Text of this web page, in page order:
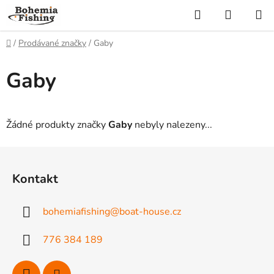
Přejít
na
obsah
Hledat
KOŠÍK
Domů
/ Prodávané značky / Gaby
Gaby
Žádné produkty značkyGaby nebyly nalezeny...
Kontakt
bohemiafishing@boat-house.cz
776 384 189